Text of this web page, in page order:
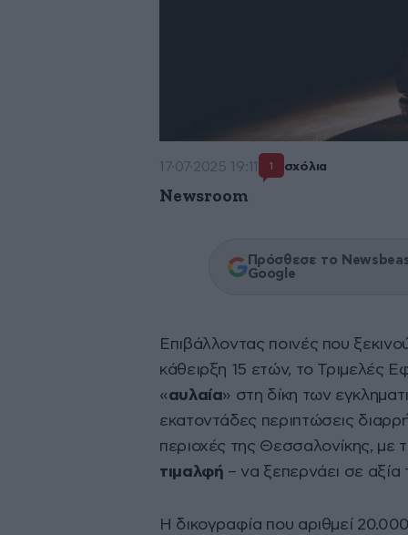
17·07·2025 19:11 1 σχόλια
Newsroom
Πρόσθεσε το
Google
Επιβάλλοντας ποινές που
κάθειρξη 15 ετών, το Τριμελές
«αυλαία» στη δίκη των
εκατοντάδες περιπτώσεις
περιοχές της Θεσσαλονίκης, με
τιμαλφή – να ξεπερνάει σε αξία
Η δικογραφία που αριθμεί